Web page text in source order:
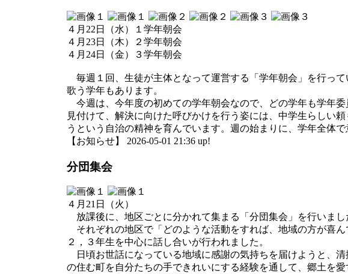
４月22日（水）１学年朝会
４月23日（木）２学年朝会
４月24日（金）３学年朝会
毎週１回、生徒が主体となって運営する「学年朝会」を行っ
歌う学年もあります。
今週は、今年度の初めての学年朝会なので、どの学年も学年
見付けて、解決に向けた呼びかけを行う姿には、中学生らしい
うという自治の精神を育んでいます。週の始まりに、学年全体
【お知らせ】 2026-05-01 21:36 up!
分団集会
４月21日（火）
放課後に、地区ごとに分かれて集まる「分団集会」を行いま
それぞれの地区で「どのような活動をすれば、地域の方が喜
２，３年生を中心に話し合いが行われました。
日頃お世話になっている地域に感謝の気持ちを届けようと、
の住む町を自分たちの手できれいにする経験を通して、郷土を